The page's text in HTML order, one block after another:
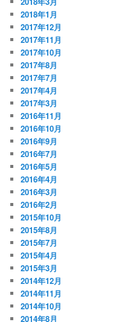
2018年1月
2017年12月
2017年11月
2017年10月
2017年8月
2017年7月
2017年4月
2017年3月
2016年11月
2016年10月
2016年9月
2016年7月
2016年5月
2016年4月
2016年3月
2016年2月
2015年10月
2015年8月
2015年7月
2015年4月
2015年3月
2014年12月
2014年11月
2014年10月
2014年8月